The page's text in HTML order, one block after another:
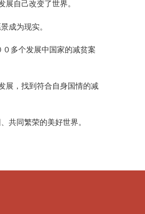
自己改变了世界。
成为现实。
多个发展中国家的减贫案
展，找到符合自身国情的减
共同繁荣的美好世界。